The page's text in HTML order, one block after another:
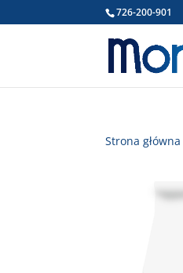
726-200-901
Strona główna